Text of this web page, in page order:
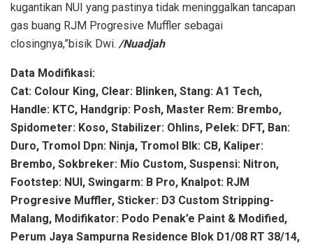
kugantikan NUI yang pastinya tidak meninggalkan tancapan
gas buang RJM Progresive Muffler sebagai
closingnya,”bisik Dwi. /Nuadjah
Data Modifikasi:
Cat: Colour King, Clear: Blinken, Stang: A1 Tech,
Handle: KTC, Handgrip: Posh, Master Rem: Brembo,
Spidometer: Koso, Stabilizer: Ohlins, Pelek: DFT, Ban:
Duro, Tromol Dpn: Ninja, Tromol Blk: CB, Kaliper:
Brembo, Sokbreker: Mio Custom, Suspensi: Nitron,
Footstep: NUI, Swingarm: B Pro, Knalpot: RJM
Progresive Muffler, Sticker: D3 Custom Stripping-
Malang, Modifikator: Podo Penak’e Paint & Modified,
Perum Jaya Sampurna Residence Blok D1/08 RT 38/14,